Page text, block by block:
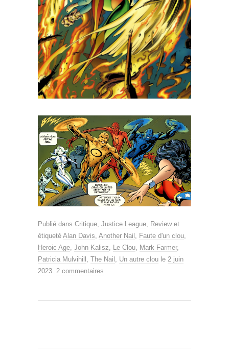
Publié dans Critique, Justice League, Reviewet
étiqueté Alan Davis, Another Nail , Faute d'un clou,
Heroic Age, John Kalisz, Le Clou, Mark Farmer,
Patricia Mulvihill , The Nail , Un autre clou le 2 juin
2023. 2 commentaires